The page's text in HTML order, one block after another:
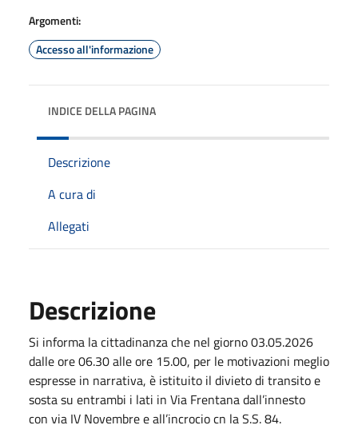
Argomenti:
Accesso all'informazione
INDICE DELLA PAGINA
Descrizione
A cura di
Allegati
Descrizione
Si informa la cittadinanza che nel giorno 03.05.2026
dalle ore 06.30 alle ore 15.00, per le motivazioni meglio
espresse in narrativa, è istituito il divieto di transito e
sosta su entrambi i lati in Via Frentana dall’innesto
con via IV Novembre e all’incrocio cn la S.S. 84.